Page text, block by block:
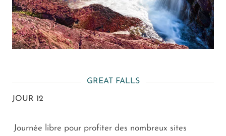
GREAT FALLS
JOUR 12
Journée libre pour profiter des nombreux sites